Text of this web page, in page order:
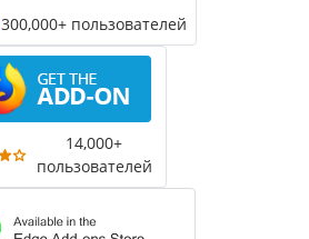
300,000+ пользователей
14,000+
пользователей